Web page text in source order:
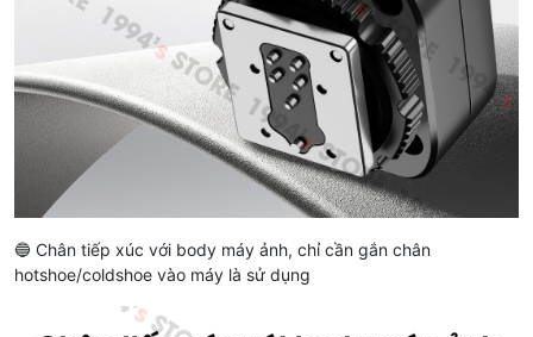
🔵 Chân tiếp xúc với body máy ảnh, chỉ cần gắn chân
hotshoe/coldshoe vào máy là sử dụng